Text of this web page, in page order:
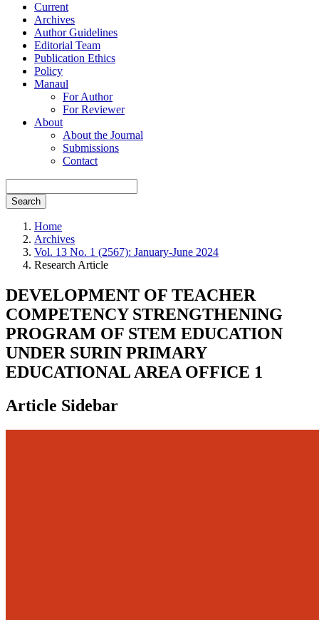
Current
Archives
Author Guidelines
Editorial Team
Publication Ethics
Policy
Manaul
For Author
For Reviewer
About
About the Journal
Submissions
Contact
Search
Home
Archives
Vol. 13 No. 1 (2567): January-June 2024
Research Article
DEVELOPMENT OF TEACHER
COMPETENCY STRENGTHENING
PROGRAM OF STEM EDUCATION
UNDER SURIN PRIMARY
EDUCATIONAL AREA OFFICE 1
Article Sidebar